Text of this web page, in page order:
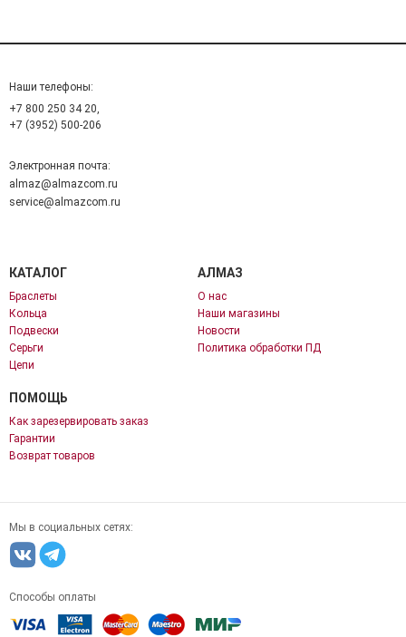
Наши телефоны:
+7 800 250 34 20,
+7 (3952) 500-206
Электронная почта:
almaz@almazcom.ru
service@almazcom.ru
КАТАЛОГ
Браслеты
Кольца
Подвески
Серьги
Цепи
АЛМАЗ
О нас
Наши магазины
Новости
Политика обработки ПД
ПОМОЩЬ
Как зарезервировать заказ
Гарантии
Возврат товаров
Мы в социальных сетях:
Способы оплаты